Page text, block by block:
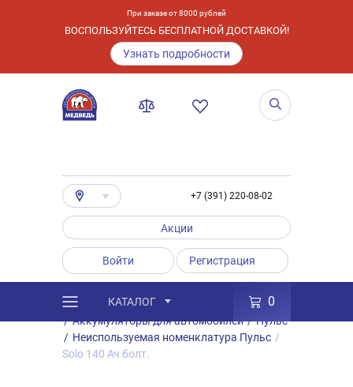
При заказе от 8000 рублей
ВОСПОЛЬЗУЙТЕСЬ БЕСПЛАТНОЙ ДОСТАВКОЙ!
Узнать подробности
+7 (391) 220-08-02
Акции
Войти Регистрация
КАТАЛОГ 0
Каталог / Товары
Аккумуляторы
/ Аккумуляторы для автомобилей / Пульс
/ Неиспользуемая номенклатура Пульс /
Solo 140 Ач болт.